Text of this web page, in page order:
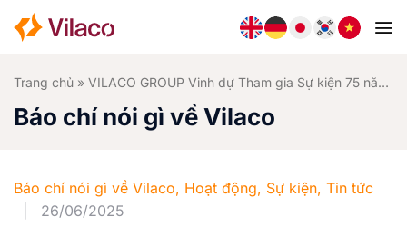
qua
Trang chủ » VILACO GROUP Vinh dự Tham gia Sự kiện 75 năm Quan hệ Ngoại giao Việt Nam-Trung Đông Âu
Báo chí nói gì về Vilaco
Báo chí nói gì về Vilaco, Hoạt động, Sự kiện, Tin tức
26/06/2025